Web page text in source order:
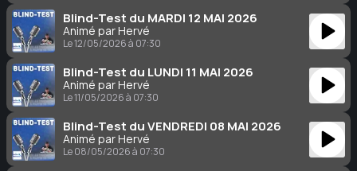
Blind-Test du MARDI 12 MAI 2026
Animé par Hervé
Le 12/05/2026 à 07:30
Blind-Test du LUNDI 11 MAI 2026
Animé par Hervé
Le 11/05/2026 à 07:30
Blind-Test du VENDREDI 08 MAI 2026
Animé par Hervé
Le 08/05/2026 à 07:30